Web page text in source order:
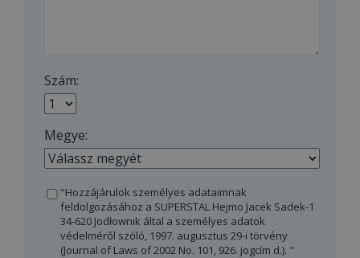
Szám:
Megye:
"Hozzájárulok személyes adataimnak
feldolgozásához a SUPERSTAL Hejmo Jacek Sadek-1
34-620 Jodłownik által a személyes adatok
védelméről szóló, 1997. augusztus 29-i törvény
(Journal of Laws of 2002 No. 101, 926. jogcím d.). "